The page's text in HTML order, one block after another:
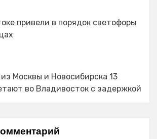
привели в порядок светофоры
Москвы и Новосибирска 13
во Владивосток с задержкой